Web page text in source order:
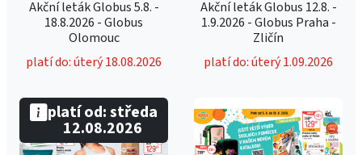
Akční leták Globus 5.8. -
18.8.2026 - Globus
Olomouc
platí do: úterý 18.08.2026
Akční leták Globus 12.8. -
1.9.2026 - Globus Praha -
Zličín
platí do: úterý 1.09.2026
platí od: středa
12.08.2026